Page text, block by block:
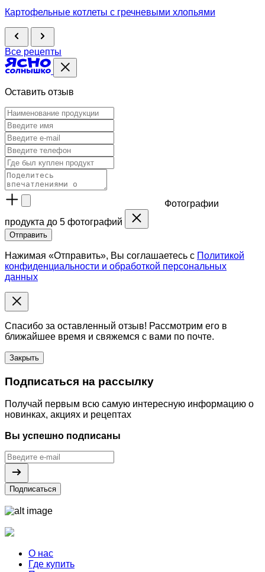
Картофельные котлеты с гречневыми хлопьями
Все рецепты
Оставить отзыв
Фотографии
продукта до 5 фотографий
Отправить
Нажимая «Отправить», Вы соглашаетесь с Политикой
конфиденциальности и обработкой персональных
данных
Спасибо за оставленный отзыв! Рассмотрим его в
ближайшее время и свяжемся с вами по почте.
Закрыть
Подписаться на рассылку
Получай первым всю самую интересную информацию о
новинках, акциях и рецептах
Вы успешно подписаны
Подписаться
О нас
Где купить